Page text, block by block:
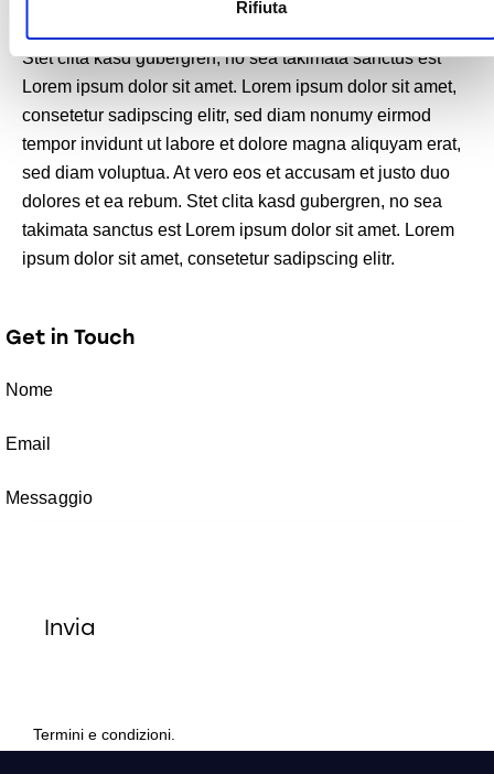
Rifiuta
Stet clita kasd gubergren, no sea takimata sanctus est
Lorem ipsum dolor sit amet. Lorem ipsum dolor sit amet,
consetetur sadipscing elitr, sed diam nonumy eirmod
tempor invidunt ut labore et dolore magna aliquyam erat,
sed diam voluptua. At vero eos et accusam et justo duo
dolores et ea rebum. Stet clita kasd gubergren, no sea
takimata sanctus est Lorem ipsum dolor sit amet. Lorem
ipsum dolor sit amet, consetetur sadipscing elitr.
Get in Touch
Termini e condizioni.